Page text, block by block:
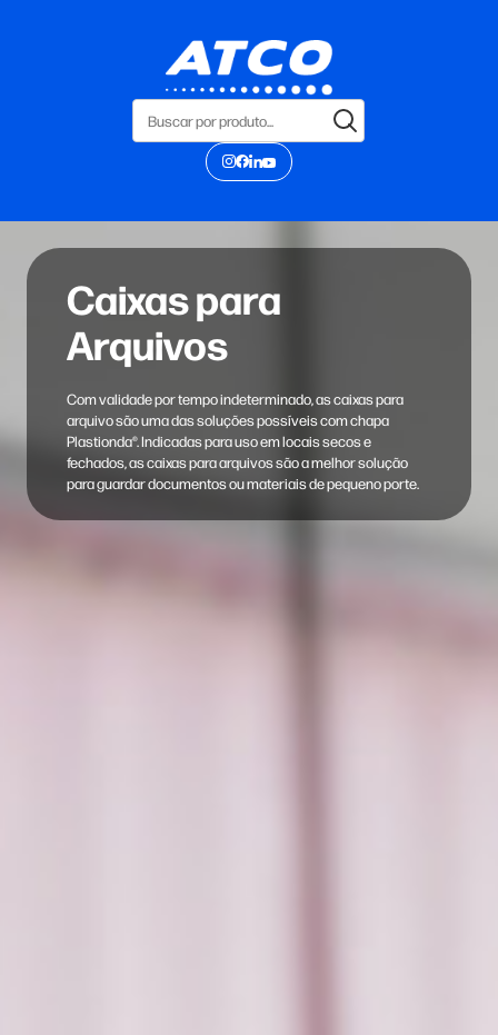
Caixas para
Arquivos
Com validade por tempo indeterminado, as caixas para
arquivo são uma das soluções possíveis com chapa
Plastionda®. Indicadas para uso em locais secos e
fechados, as caixas para arquivos são a melhor solução
para guardar documentos ou materiais de pequeno porte.